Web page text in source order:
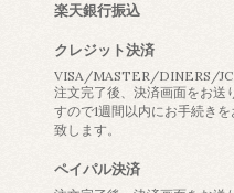
楽天銀行振込
クレジット決済
VISA/MASTER/DINERS/
注文完了後、決済画面をお送
すので1週間以内にお手続き
致します。
ペイパル決済